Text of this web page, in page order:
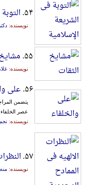
۵۴.
نویسنده:
۵۵.
نویسنده:
۵۶. علی
یتضمن
عصر
نویسنده:
۵۷.
نویسنده: